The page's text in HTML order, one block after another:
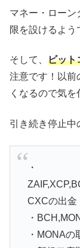
マネー・ローン
限を設けるよう
そして、 ビット
注意です！以前
くなるので気を
引き続き停止中
・
CXCの出金
・
・MONAの